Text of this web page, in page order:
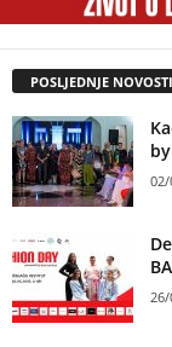
POSLJEDNJE NOVOSTI
02/
26/